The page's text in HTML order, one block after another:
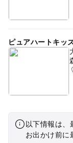
ピュアハートキッ
以下情報は、
お出かけ前に